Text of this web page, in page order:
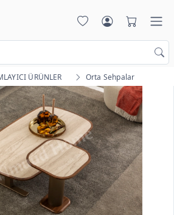
ÜRÜNLER
Orta Sehpalar